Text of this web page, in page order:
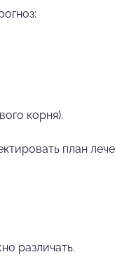
корня).
план
различать.